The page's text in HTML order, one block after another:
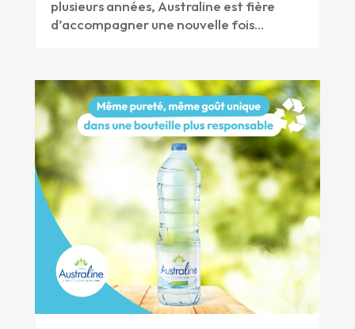
plusieurs années, Australine est fière
d’accompagner une nouvelle fois...